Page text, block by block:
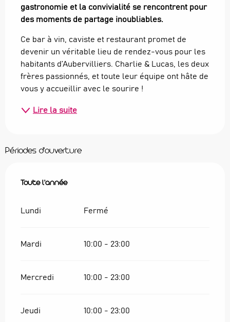
gastronomie et la convivialité se rencontrent pour
des moments de partage inoubliables.
Ce bar à vin, caviste et restaurant promet de
devenir un véritable lieu de rendez-vous pour les
habitants d’Aubervilliers. Charlie & Lucas, les deux
frères passionnés, et toute leur équipe ont hâte de
vous y accueillir avec le sourire !
Lire la suite
Périodes d'ouverture
Toute l'année
Toute l'année
Lundi Fermé
Mardi 10:00 - 23:00
Mercredi 10:00 - 23:00
Jeudi 10:00 - 23:00